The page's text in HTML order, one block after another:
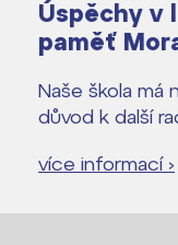
Úspěchy v
paměť
Naše škola má
důvod k další
více informací ›